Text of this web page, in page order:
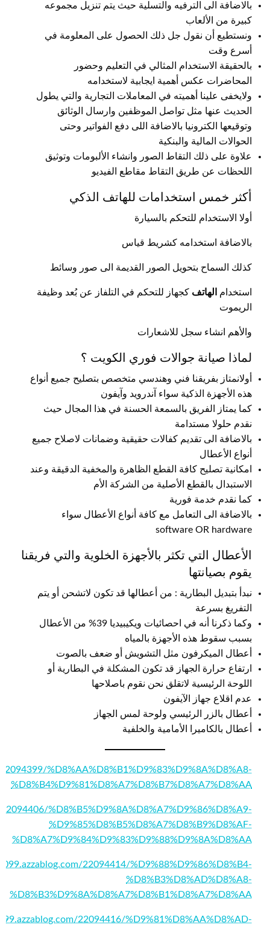
بالاضافة الى الترفيه والتسلية حيث يتم تنزيل مجموعه
كبيرة من الألعاب
ونستطيع أن نقول جل ذلك الحصول على المعلومة في
أسرع وقت
بالحقيقة الاستخدام المثالي في التعليم وحضور
المحاضرات عكس أهمية ايجابية لاستخدامه
ولايخفى علينا أهميته في المعاملات التجارية والتي يطول
الحديث عنها مثل تواصل الموظفين وارسال الوثائق
وتوقيعها الكترونيا بالاضافة اللى دفع الفواتير وحتى
الحوالات المالية والبنكية
علاوة على ذلك التقاط الصور وانشاء الألبومات وتوثيق
اللحظات عن طريق التقاط مقاطع الفيديو
أكثر خمس استخدامات للهاتف الذكي
أولا الاستخدام للتحكم بالسيارة
بالاضافة استخدامه كشريط قياس
كذلك السماح بتحويل الصور القديمة الى صور وسائط
استخدام الهاتف كجهاز للتحكم في التلفاز عن بُعد وظيفة
الريموت
والأهم انشاء سجل للاشعارات
لماذا صيانة جوالات فوري الكويت ؟
أولانمتاز بفريقنا فني وهندسي متخصص بتصليح جميع أنواع
هذه الأجهزة الذكية سواء آندرويد وآيفون
كما يمتاز الفريق بالسمعة الحسنة في هذا المجال حيث
نقدم حلولا مستدامة
بالاضافة الى تقديم كفالات حقيقية وضمانات لاصلاح جميع
أنواع الأعطال
امكانية تصليح كافة القطع الظاهرة والمخفية الدقيقة وعند
الاستبدال بالقطع الأصلية من الشركة الأم
كما نقدم خدمة فورية
بالاضافة الى التعامل مع كافة أنواع الأعطال سواء
software OR hardware
الأعطال التي تكثر بالأجهزة الخلوية والتي فريقنا
يقوم بصيانتها
نبدأ بتبديل البطارية : من أعطالها قد تكون لاتشحن أو يتم
التفريغ بسرعة
وكما ذكرنا أنه في احصائيات ويكيبيديا 39% من الأعطال
بسبب سقوط هذه الأجهزة بالمياه
أعطال الميكرفون مثل التشويش أو ضعف بالصوت
ارتفاع حرارة الجهاز قد تكون المشكلة في البطارية أو
اللوحة الرئيسية لاتقلق نحن نقوم باصلاحها
عدم اقلاع جهاز الآيفون
أعطال بالزر الرئيسي ولوحة لمس الجهاز
أعطال بالكاميرا الأمامية والخلفية
%D8%AA%D8%B1%D9%83%D9%8A%D8%A8-
%D8%B4%D9%81%D8%A7%D8%B7%D8%A7%D8%AA
%D8%B5%D9%8A%D8%A7%D9%86%D8%A9-
%D9%85%D8%B5%D8%A7%D8%B9%D8%AF-
%D8%A7%D9%84%D9%83%D9%88%D9%8A%D8%AA
22094414/%D9%88%D9%86%D8%B4-
%D8%B3%D8%AD%D8%A8-
%D8%B3%D9%8A%D8%A7%D8%B1%D8%A7%D8%AA
22094416/%D9%81%D8%AA%D8%AD-